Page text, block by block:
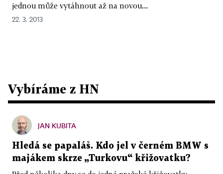
jednou může vytáhnout až na novou...
22. 3. 2013
Vybíráme z HN
JAN KUBITA
Hledá se papaláš. Kdo jel v černém BMW s
majákem skrze „Turkovu“ křižovatku?